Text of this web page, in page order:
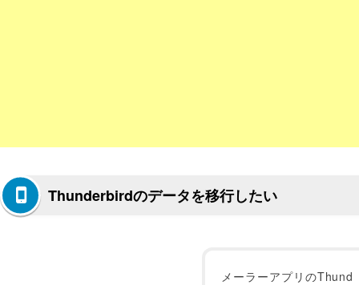
Thunderbirdのデータを移行したい
メーラーアプリのThund